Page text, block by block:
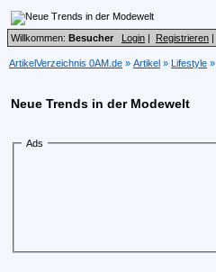
Willkommen: Besucher Login | Registrieren |
ArtikelVerzeichnis 0AM.de » Artikel » Lifestyle »
Neue Trends in der Modewelt
Ads